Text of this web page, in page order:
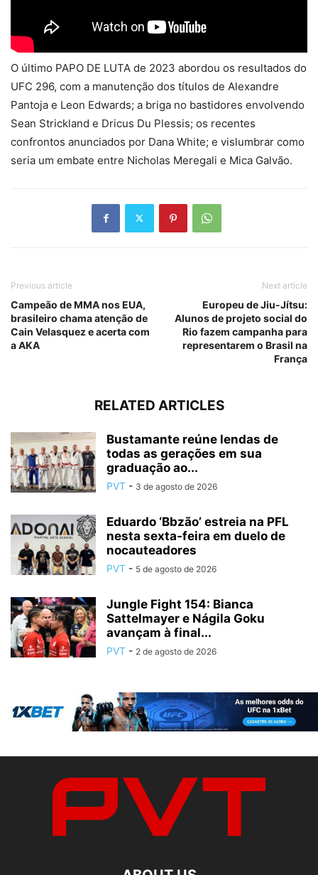
O último PAPO DE LUTA de 2023 abordou os resultados do
UFC 296, com a manutenção dos títulos de Alexandre
Pantoja e Leon Edwards; a briga no bastidores envolvendo
Sean Strickland e Dricus Du Plessis; os recentes
confrontos anunciados por Dana White; e vislumbrar como
seria um embate entre Nicholas Meregali e Mica Galvão.
Previous article
Campeão de MMA nos EUA,
brasileiro chama atenção de
Cain Velasquez e acerta com
a AKA
Next article
Europeu de Jiu-Jítsu:
Alunos de projeto social do
Rio fazem campanha para
representarem o Brasil na
França
RELATED ARTICLES
Bustamante reúne lendas de
todas as gerações em sua
graduação ao...
PVT - 3 de agosto de 2026
Eduardo ‘Bbzão’ estreia na PFL
nesta sexta-feira em duelo de
nocauteadores
PVT - 5 de agosto de 2026
Jungle Fight 154: Bianca
Sattelmayer e Nágila Goku
avançam à final...
PVT - 2 de agosto de 2026